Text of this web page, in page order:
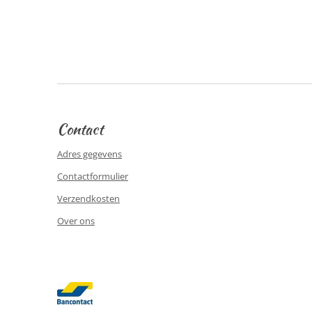
Contact
Adres gegevens
Contactformulier
Verzendkosten
Over ons